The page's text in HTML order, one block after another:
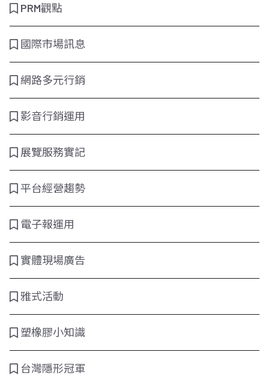
PRM觀點
國際市場訊息
網路多元行銷
影音行銷運用
展覽服務實記
平台經營趨勢
電子報運用
實體現場廣告
雅式活動
塑橡膠小知識
台灣隱形冠軍